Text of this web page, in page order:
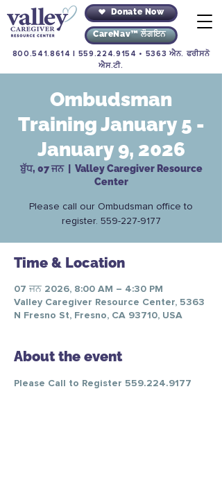
Donate Now
CareNav™ ਲੌਗਇਨ
800.541.8614 559.224.9154 • 5363 ਐਨ. ਫਰੀਸਨੋ
ਐਸ.ਟੀ.
Ombudsman
Training January 5 -
January 9, 2026
ਬੁੱਧ, 07 ਜਨ
  |
Valley Caregiver Resource
Center
Please call our Ombudsman office to
register. 559-227-9177
Time & Location
07 ਜਨ 2026, 8:00 AM – 4:30 PM
Valley Caregiver Resource Center, 5363
N Fresno St, Fresno, CA 93710, USA
About the event
Please Call to Register 559.224.9177